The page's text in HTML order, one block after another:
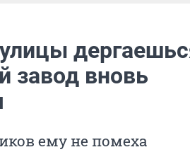
завод вновь
ему не помеха